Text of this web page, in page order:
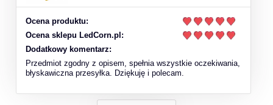
Ocena produktu:
Ocena sklepu LedCorn.pl:
Dodatkowy komentarz:
Przedmiot zgodny z opisem, spełnia wszystkie oczekiwania,
błyskawiczna przesyłka. Dziękuję i polecam.